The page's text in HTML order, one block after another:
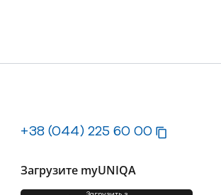
+38 (044) 225 60 00
Загрузите myUNIQA